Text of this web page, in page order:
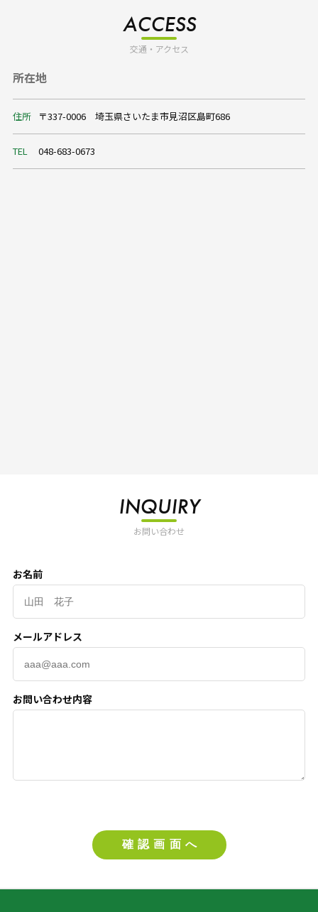
ACCESS
交通・アクセス
所在地
住所 〒337-0006 埼玉県さいたま市見沼区島町686
TEL 048-683-0673
INQUIRY
お問い合わせ
お名前
メールアドレス
お問い合わせ内容